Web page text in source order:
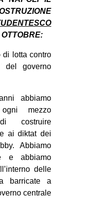
di lotta contro
del governo
abbiamo
mezzo
costruire
ai diktat dei
Abbiamo
e abbiamo
delle
barricate a
centrale